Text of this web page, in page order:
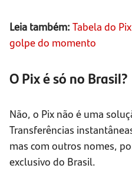
Leia também: Tabela do
golpe do momento
O Pix é só no Brasil?
Não, o Pix não é uma
Transferências
mas com outros nomes,
exclusivo do Brasil.